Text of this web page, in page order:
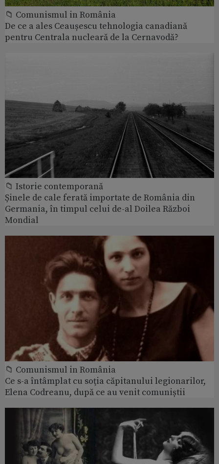
📁 Comunismul in România
De ce a ales Ceaușescu tehnologia canadiană
pentru Centrala nucleară de la Cernavodă?
📁 Istorie contemporană
Șinele de cale ferată importate de România din
Germania, în timpul celui de-al Doilea Război
Mondial
📁 Comunismul in România
Ce s-a întâmplat cu soţia căpitanului legionarilor,
Elena Codreanu, după ce au venit comuniștii